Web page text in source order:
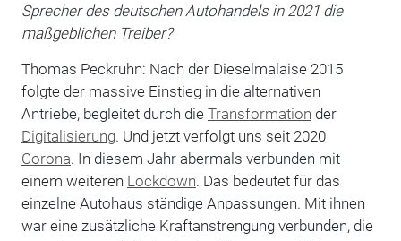
Sprecher des deutschen Autohandels in 2021 die
maßgeblichen Treiber?
Thomas Peckruhn: Nach der Dieselmalaise 2015
folgte der massive Einstieg in die alternativen
Antriebe, begleitet durch die Transformation der
Digitalisierung. Und jetzt verfolgt uns seit 2020
Corona. In diesem Jahr abermals verbunden mit
einem weiteren Lockdown. Das bedeutet für das
einzelne Autohaus ständige Anpassungen. Mit ihnen
war eine zusätzliche Kraftanstrengung verbunden, die